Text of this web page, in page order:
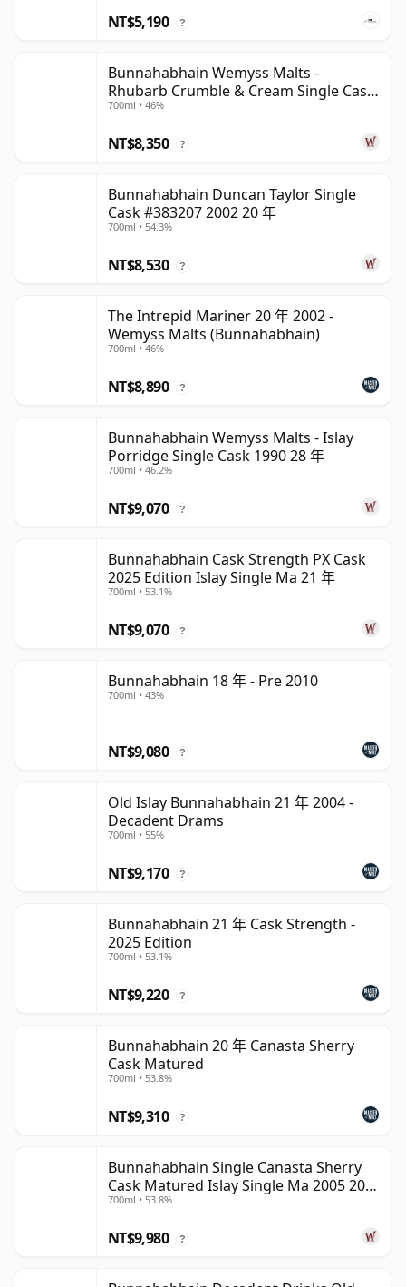
NT$5,190 ?
Bunnahabhain Wemyss Malts -
Rhubarb Crumble & Cream Single Cask
1990 28 年
700ml • 46%
NT$8,350 ?
Bunnahabhain Duncan Taylor Single
Cask #383207 2002 20 年
700ml • 54.3%
NT$8,530 ?
The Intrepid Mariner 20 年 2002 -
Wemyss Malts (Bunnahabhain)
700ml • 46%
NT$8,890 ?
Bunnahabhain Wemyss Malts - Islay
Porridge Single Cask 1990 28 年
700ml • 46.2%
NT$9,070 ?
Bunnahabhain Cask Strength PX Cask
2025 Edition Islay Single Ma 21 年
700ml • 53.1%
NT$9,070 ?
Bunnahabhain 18 年 - Pre 2010
700ml • 43%
NT$9,080 ?
Old Islay Bunnahabhain 21 年 2004 -
Decadent Drams
700ml • 55%
NT$9,170 ?
Bunnahabhain 21 年 Cask Strength -
2025 Edition
700ml • 53.1%
NT$9,220 ?
Bunnahabhain 20 年 Canasta Sherry
Cask Matured
700ml • 53.8%
NT$9,310 ?
Bunnahabhain Single Canasta Sherry
Cask Matured Islay Single Ma 2005 20
年
700ml • 53.8%
NT$9,980 ?